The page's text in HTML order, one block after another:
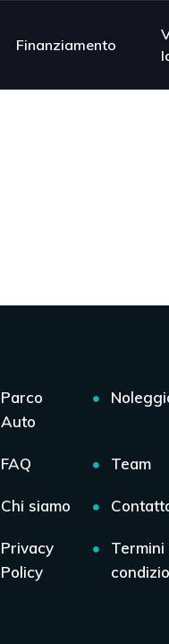
Finanziamento
Parco
Auto
FAQ Team
Chi siamo
Privacy
Policy
Termini